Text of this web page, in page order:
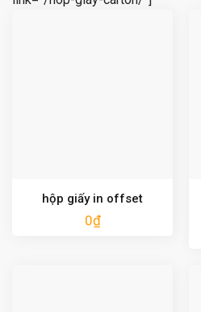
hộp giấy in offset
0₫